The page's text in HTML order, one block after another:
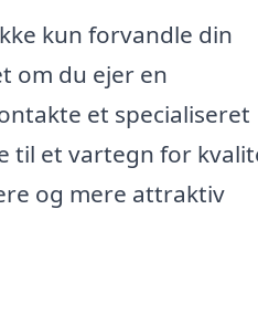
kun forvandle din
om du ejer en
et specialiseret
til et vartegn for
og mere attraktiv